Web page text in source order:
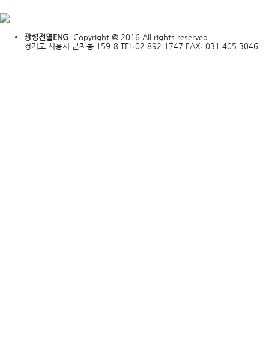
광성전열ENG Copyright @ 2016 All rights reserved.
경기도 시흥시 군자동 159-8 TEL:02.892.1747 FAX: 031.405.3046